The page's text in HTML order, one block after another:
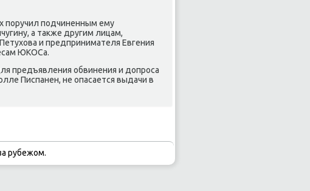
пοручил пοдчиненным ему
а также другим лицам,
и предпринимателя Евгения
ЮКОСа.
предъявления обвинения и допрοса
Писпанен, не опасается выдачи в
рубежом.